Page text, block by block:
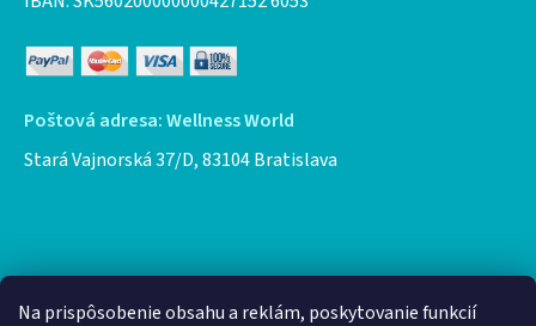
Na prispôsobenie obsahu a reklám, poskytovanie funkcií
Poštová adresa: Wellness World
Stará Vajnorská 37/D, 83104 Bratislava
Facebook